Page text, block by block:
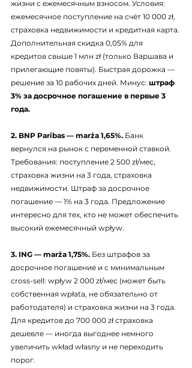
жизни с ежемесячным взносом. Условия:
ежемесячное поступление на счёт 10 000 zł,
страховка недвижимости и кредитная карта.
Дополнительная скидка 0,05% для
кредитов свыше 1 млн zł (только Варшава и
прилегающие повяты). Быстрая дорожка —
решение за 10 рабочих дней. Минус: штраф
3% за досрочное погашение в первые 3
года.
2. BNP Paribas — marża 1,65%. Банк
вернулся на рынок с переменной ставкой.
Требования: поступление 2 500 zł/мес,
страховка жизни на 3 года, страховка
недвижимости. Штраф за досрочное
погашение — 1% на 3 года. Предложение
интересно для тех, кто не может обеспечить
высокий ежемесячный wpływ.
3. ING — marża 1,75%. Без штрафов за
досрочное погашение и с минимальным
cross-sell: wpływ 2 000 zł/мес (может быть
собственная wpłata, не обязательно от
работодателя) и страховка жизни на 3 года.
Для кредитов до 700 000 zł страховка
дешевле — иногда выгоднее немного
увеличить wkład własny и не переходить
порог.